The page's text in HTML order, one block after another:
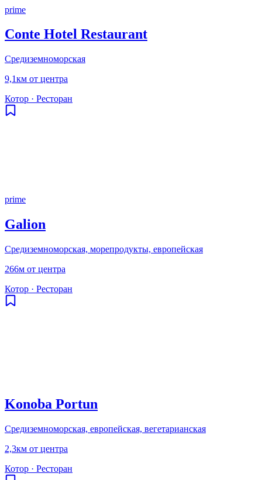
prime
Conte Hotel Restaurant
Средиземноморская
9,1км от центра
Котор · Ресторан
prime
Galion
Средиземноморская, морепродукты, европейская
266м от центра
Котор · Ресторан
Konoba Portun
Средиземноморская, европейская, вегетарианская
2,3км от центра
Котор · Ресторан